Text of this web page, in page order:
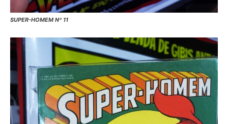
SUPER-HOMEM Nº 11